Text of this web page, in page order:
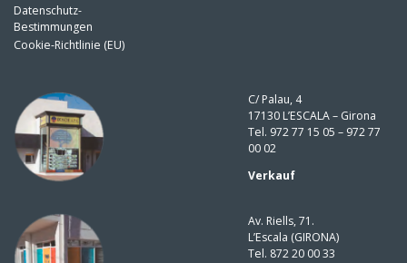
Datenschutz-
Bestimmungen
Cookie-Richtlinie (EU)
C/ Palau, 4
17130 L’ESCALA – Girona
Tel. 972 77 15 05 – 972 77
00 02
Verkauf
Av. Riells, 71.
L’Escala (GIRONA)
Tel. 872 20 00 33